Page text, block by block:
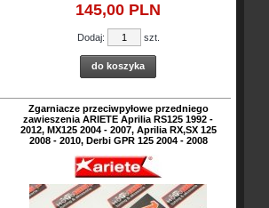
145,00 PLN
Dodaj: szt.
do koszyka
Zgarniacze przeciwpyłowe przedniego
zawieszenia ARIETE Aprilia RS125 1992 -
2012, MX125 2004 - 2007, Aprilia RX,SX 125
2008 - 2010, Derbi GPR 125 2004 - 2008